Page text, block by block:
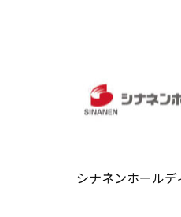
シナネンホール